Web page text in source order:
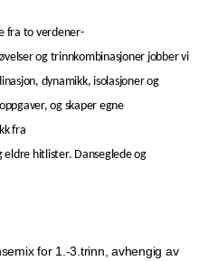
fra to verdener-
og trinnkombinasjoner jobber vi
dynamikk, isolasjoner og
og skaper egne
fra
eldre hitlister. Danseglede og
for 1.-3.trinn, avhengig av